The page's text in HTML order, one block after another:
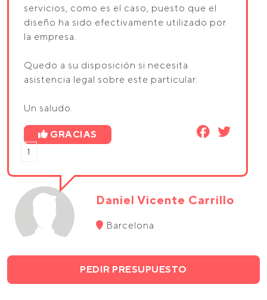
servicios, como es el caso, puesto que el
diseño ha sido efectivamente utilizado por
la empresa.
Quedo a su disposición si necesita
asistencia legal sobre este particular.
Un saludo.
GRACIAS
1
Daniel Vicente Carrillo
Barcelona
PEDIR PRESUPUESTO